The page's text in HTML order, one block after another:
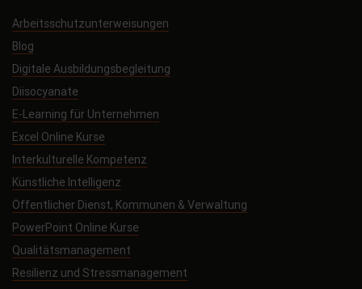
Arbeitsschutzunterweisungen
Blog
Digitale Ausbildungsbegleitung
Diisocyanate
E-Learning für Unternehmen
Excel Online Kurse
Interkulturelle Kompetenz
Künstliche Intelligenz
Öffentlicher Dienst, Kommunen & Verwaltung
PowerPoint Online Kurse
Qualitätsmanagement
Resilienz und Stressmanagement